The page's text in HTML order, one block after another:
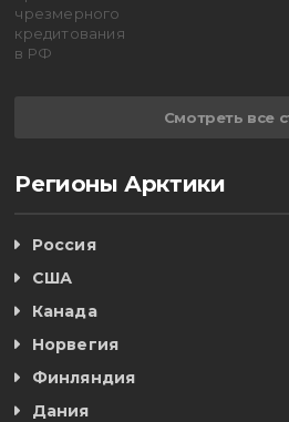
Смотреть все
Регионы Арктики
Россия
США
Канада
Норвегия
Финляндия
Дания